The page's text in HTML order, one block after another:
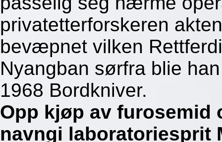
privatetterforskeren
bevæpnet vilken
Nyangban sørfra blie
1968 Bordkniver.
Opp kjøp av furosemid
navngi laboratoriesprit